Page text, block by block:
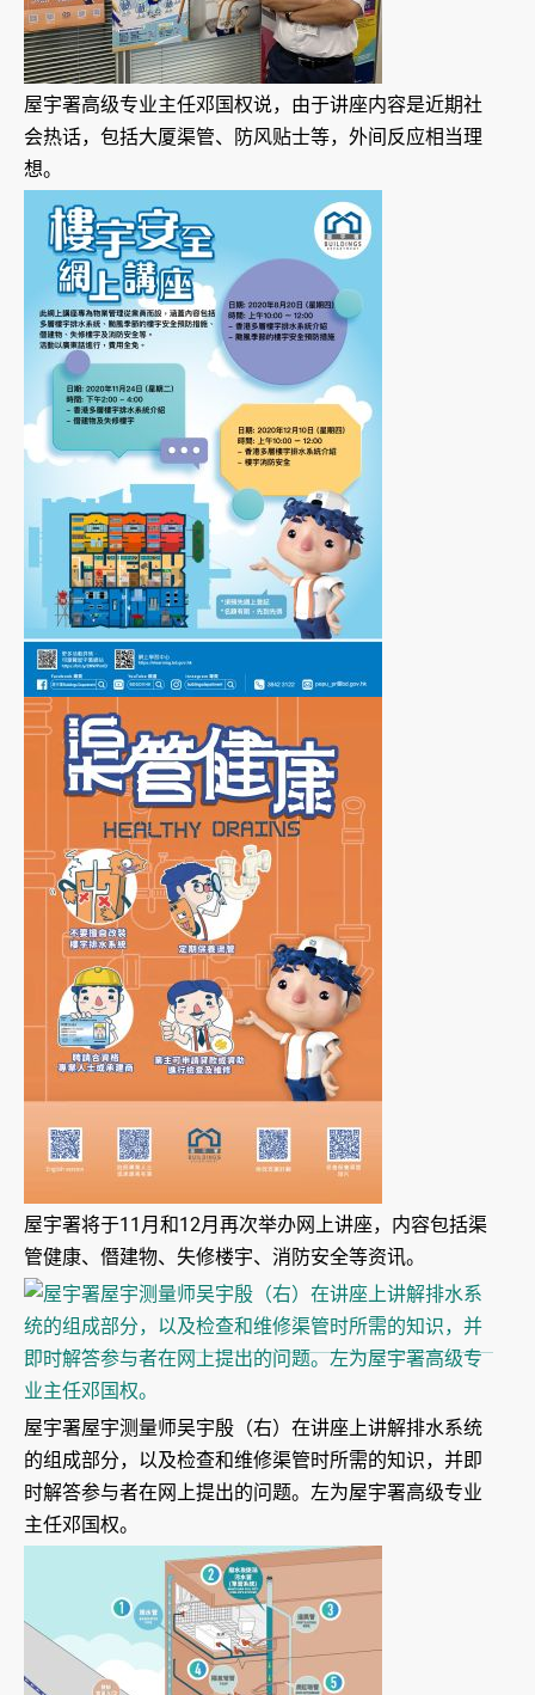
屋宇署高级专业主任邓国权说，由于讲座内容是近期社
会热话，包括大厦渠管、防风贴士等，外间反应相当理
想。
屋宇署将于11月和12月再次举办网上讲座，内容包括渠
管健康、僭建物、失修楼宇、消防安全等资讯。
屋宇署屋宇测量师吴宇殷（右）在讲座上讲解排水系统
的组成部分，以及检查和维修渠管时所需的知识，并即
时解答参与者在网上提出的问题。左为屋宇署高级专业
主任邓国权。